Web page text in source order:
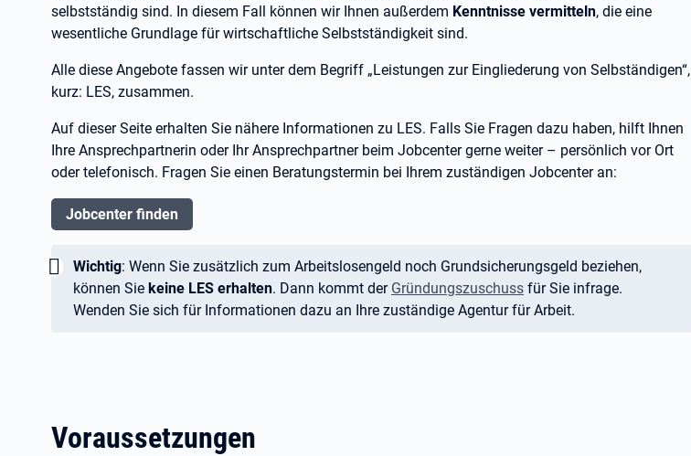
selbstständig sind. In diesem Fall können wir Ihnen außerdem Kenntnisse vermitteln, die eine
wesentliche Grundlage für wirtschaftliche Selbstständigkeit sind.
Alle diese Angebote fassen wir unter dem Begriff „Leistungen zur Eingliederung von Selbständigen“,
kurz: LES, zusammen.
Auf dieser Seite erhalten Sie nähere Informationen zu LES. Falls Sie Fragen dazu haben, hilft Ihnen
Ihre Ansprechpartnerin oder Ihr Ansprechpartner beim Jobcenter gerne weiter – persönlich vor Ort
oder telefonisch. Fragen Sie einen Beratungstermin bei Ihrem zuständigen Jobcenter an:
Jobcenter finden
Wichtig:
Wichtig: Wenn Sie zusätzlich zum Arbeitslosengeld noch Grundsicherungsgeld beziehen,
können Sie keine LES erhalten. Dann kommt der Gründungszuschuss für Sie infrage.
Wenden Sie sich für Informationen dazu an Ihre zuständige Agentur für Arbeit.
Voraussetzungen